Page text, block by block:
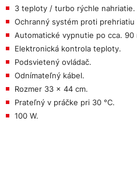
3 teploty / turbo rýchle nahriatie.
Ochranný systém proti prehriatiu
Automatické vypnutie po cca. 90
Elektronická kontrola teploty.
Podsvietený ovládač.
Odnímateľný kábel.
Rozmer 33 × 44 cm.
Prateľný v práčke pri 30 °C.
100 W.